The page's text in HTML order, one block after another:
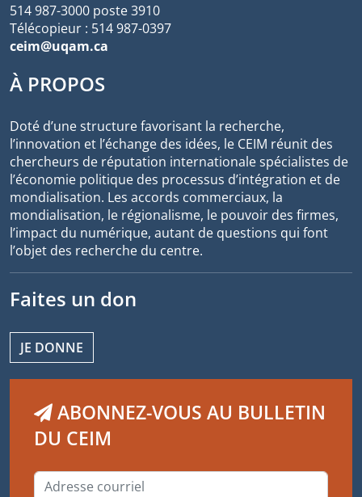
514 987-3000 poste 3910
Télécopieur : 514 987-0397
ceim@uqam.ca
À PROPOS
Doté d’une structure favorisant la recherche,
l’innovation et l’échange des idées, le CEIM réunit des
chercheurs de réputation internationale spécialistes de
l’économie politique des processus d’intégration et de
mondialisation. Les accords commerciaux, la
mondialisation, le régionalisme, le pouvoir des firmes,
l’impact du numérique, autant de questions qui font
l’objet des recherche du centre.
Faites un don
JE DONNE
ABONNEZ-VOUS AU BULLETIN
DU CEIM